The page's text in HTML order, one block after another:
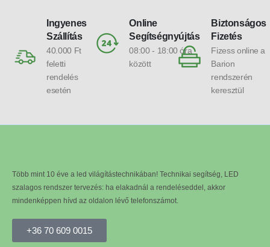
Ingyenes
Szállítás
40.000 Ft
feletti
rendelés
esetén
Online
Segítségnyújtás
08:00 - 18:00 óra
között
Biztonságos
Fizetés
Fizess online a
Barion
rendszerén
keresztül
Több mint 10 éve a led világítástechnikában! Technikai segítség, LED
szalagos rendszer tervezés: ha elakadnál a rendeléseddel, akkor
mindenképpen hívd az oldalon lévő telefonszámot.
+36 70 609 0015